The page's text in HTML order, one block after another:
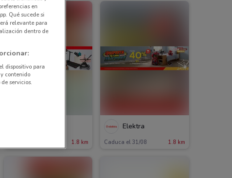
1.8 km
Elektra
Caduca el 31/08 1.8 km
en
Qué sucede si
relevante para
dentro de
dispositivo para
contenido
servicios.